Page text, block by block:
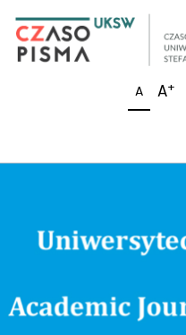
A A+